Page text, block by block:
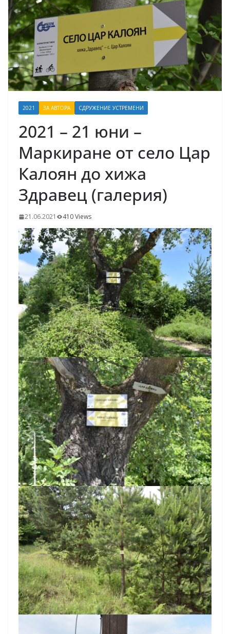
2021 ЗА АВТОРА СДРУЖЕНИЕ УСТРЕМЕНИ
2021 – 21 юни –
Маркиране от село Цар
Калоян до хижа
Здравец (галерия)
21.06.2021 410 Views